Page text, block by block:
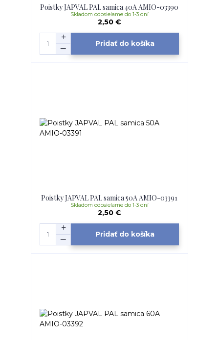
Poistky JAPVAL PAL samica 40A AMIO-03390
2,50 €
Skladom odosielame do 1-3 dní
Pridať do košíka
Poistky JAPVAL PAL samica 50A AMIO-03391
2,50 €
Skladom odosielame do 1-3 dní
Pridať do košíka